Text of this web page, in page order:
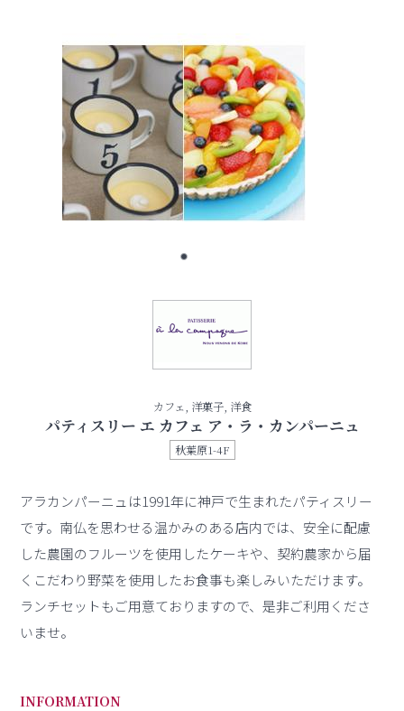
カフェ, 洋菓子, 洋食
パティスリー エ カフェ ア・ラ・カンパーニュ
秋葉原1-4F
アラカンパーニュは1991年に神戸で生まれたパティスリー
です。南仏を思わせる温かみのある店内では、安全に配慮
した農園のフルーツを使用したケーキや、契約農家から届
くこだわり野菜を使用したお食事も楽しみいただけます。
ランチセットもご用意ておりますので、是非ご利用くださ
いませ。
INFORMATION